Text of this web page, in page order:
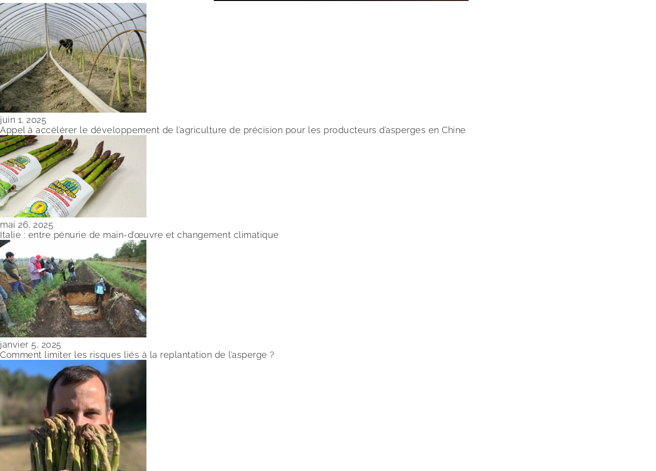
juin 1, 2025
Appel à accélérer le développement de l’agriculture de précision pour les producteurs d’asperges en Chine
mai 26, 2025
Italie : entre pénurie de main-d’œuvre et changement climatique
janvier 5, 2025
Comment limiter les risques liés à la replantation de l’asperge ?